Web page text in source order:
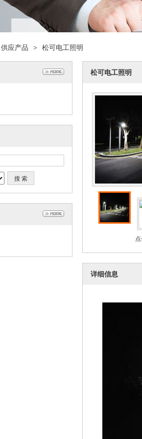
供应产品 > 松可电工照明
松可电工照明
详细信息